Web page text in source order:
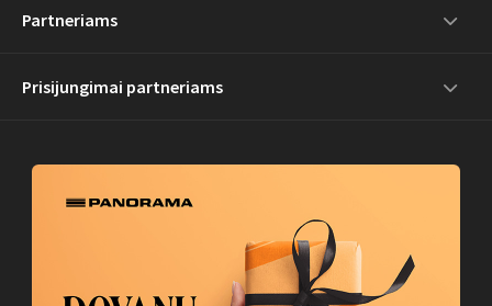
Partneriams
Prisijungimai partneriams